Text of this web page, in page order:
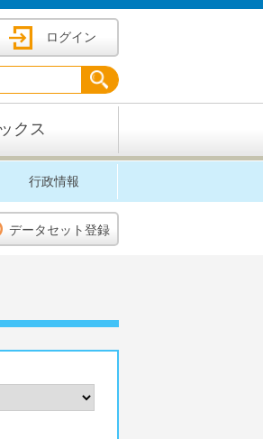
ログイン
クス
行政情報
データセット登録